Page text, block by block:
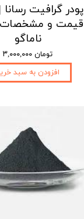
پودر گرافیت رسانا
قیمت و
ناماگو
۳,۰۰۰,۰۰۰ تومان
افزودن به سبد